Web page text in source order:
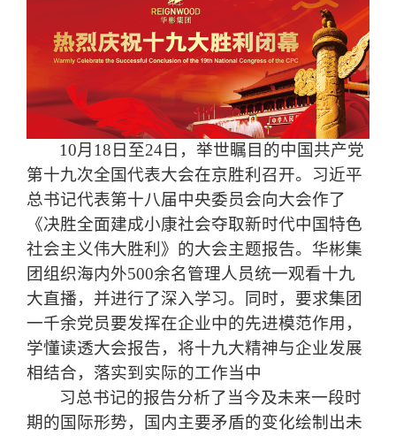
10月18日至24日，举世瞩目的中国共产党
第十九次全国代表大会在京胜利召开。习近平
总书记代表第十八届中央委员会向大会作了
《决胜全面建成小康社会夺取新时代中国特色
社会主义伟大胜利》的大会主题报告。华彬集
团组织海内外500余名管理人员统一观看十九
大直播，并进行了深入学习。同时，要求集团
一千余党员要发挥在企业中的先进模范作用，
学懂读透大会报告，将十九大精神与企业发展
相结合，落实到实际的工作当中
习总书记的报告分析了当今及未来一段时
期的国际形势，国内主要矛盾的变化绘制出未